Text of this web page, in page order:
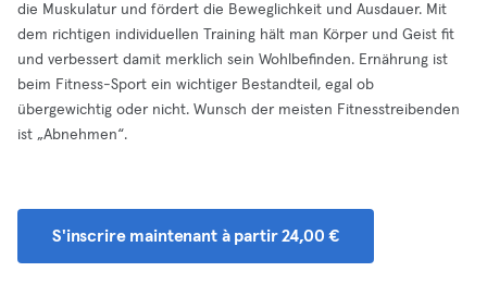
die Muskulatur und fördert die Beweglichkeit und Ausdauer. Mit
dem richtigen individuellen Training hält man Körper und Geist fit
und verbessert damit merklich sein Wohlbefinden. Ernährung ist
beim Fitness-Sport ein wichtiger Bestandteil, egal ob
übergewichtig oder nicht. Wunsch der meisten Fitnesstreibenden
ist „Abnehmen“.
S'inscrire maintenant à partir 24,00 €